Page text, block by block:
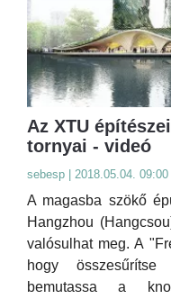
Az XTU
tornyai - videó
sebesp | 2018.05.04. 09:00
A magasba szökő
Hangzhou
valósulhat meg. A
hogy
bemutassa a